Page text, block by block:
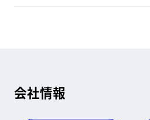
会社情報